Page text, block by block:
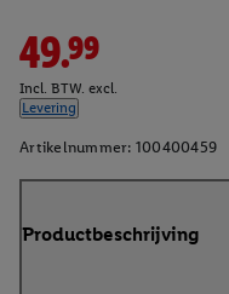
49.99
Incl. BTW. excl.
Levering
Artikelnummer: 100400459
Productbeschrijving